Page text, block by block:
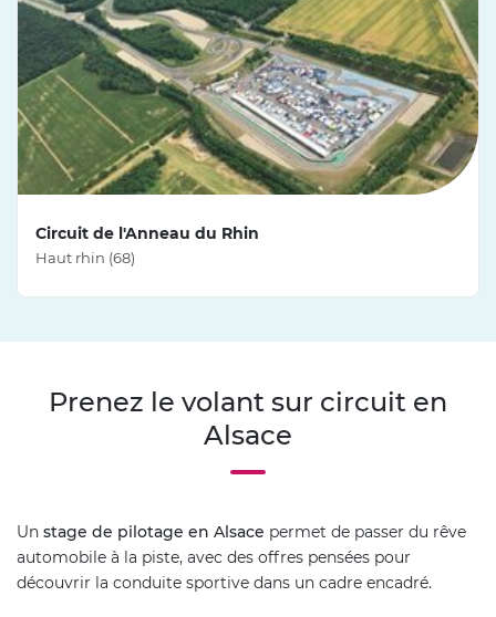
Circuit de l'Anneau du Rhin
Haut rhin (68)
Prenez le volant sur circuit en
Alsace
Un stage de pilotage en Alsace permet de passer du rêve
automobile à la piste, avec des offres pensées pour
découvrir la conduite sportive dans un cadre encadré.